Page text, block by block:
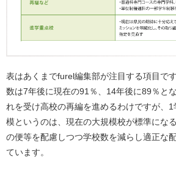
表はあくまでfurel編集部が注目する項目で
数は7年後に現在の91％、14年後に89％と
れを受け高校の再編を進めるわけですが、
模というのは、現在の大規模校が標準にな
の便等を配慮しつつ学校数を減らし適正な
ています。